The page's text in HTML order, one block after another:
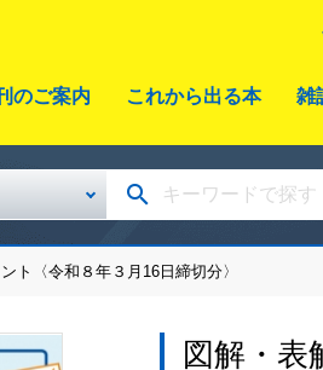
のご案内 これから出る本 雑
〈令和８年３月16日締切分〉
図解・